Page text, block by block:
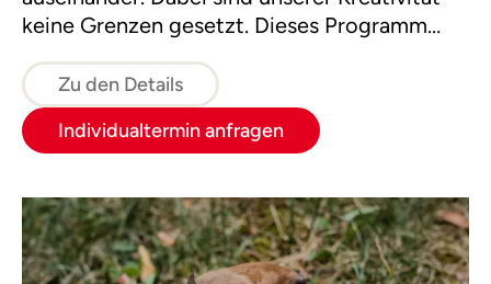
keine Grenzen gesetzt. Dieses Programm
Natur und stärkt die Klassengemeinschaft.
Zu den Details
Individualtermin anfragen